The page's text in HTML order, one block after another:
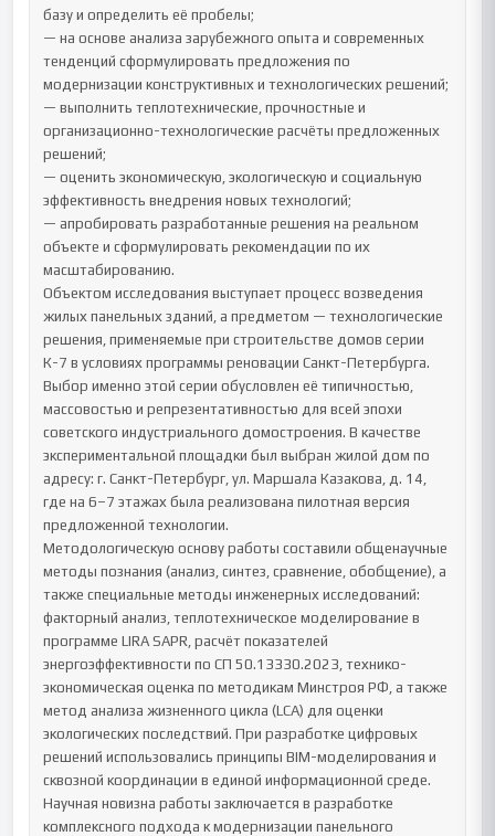
базу и определить её пробелы;
— на основе анализа зарубежного опыта и современных
тенденций сформулировать предложения по
модернизации конструктивных и технологических решений;
— выполнить теплотехнические, прочностные и
организационно-технологические расчёты предложенных
решений;
— оценить экономическую, экологическую и социальную
эффективность внедрения новых технологий;
— апробировать разработанные решения на реальном
объекте и сформулировать рекомендации по их
масштабированию.
Объектом исследования выступает процесс возведения
жилых панельных зданий, а предметом — технологические
решения, применяемые при строительстве домов серии
К-7 в условиях программы реновации Санкт-Петербурга.
Выбор именно этой серии обусловлен её типичностью,
массовостью и репрезентативностью для всей эпохи
советского индустриального домостроения. В качестве
экспериментальной площадки был выбран жилой дом по
адресу: г. Санкт-Петербург, ул. Маршала Казакова, д. 14,
где на 6–7 этажах была реализована пилотная версия
предложенной технологии.
Методологическую основу работы составили общенаучные
методы познания (анализ, синтез, сравнение, обобщение), а
также специальные методы инженерных исследований:
факторный анализ, теплотехническое моделирование в
программе LIRA SAPR, расчёт показателей
энергоэффективности по СП 50.13330.2023, технико-
экономическая оценка по методикам Минстроя РФ, а также
метод анализа жизненного цикла (LCA) для оценки
экологических последствий. При разработке цифровых
решений использовались принципы BIM-моделирования и
сквозной координации в единой информационной среде.
Научная новизна работы заключается в разработке
комплексного подхода к модернизации панельного